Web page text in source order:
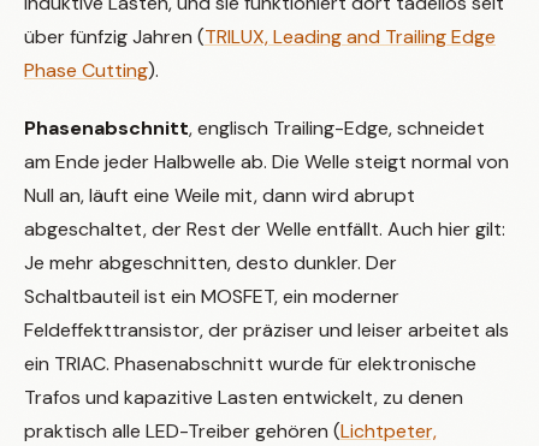
über fünfzig Jahren (TRILUX, Leading and Trailing Edge
Phase Cutting).
Phasenabschnitt, englisch Trailing-Edge, schneidet
am Ende jeder Halbwelle ab. Die Welle steigt normal von
Null an, läuft eine Weile mit, dann wird abrupt
abgeschaltet, der Rest der Welle entfällt. Auch hier gilt:
Je mehr abgeschnitten, desto dunkler. Der
Schaltbauteil ist ein MOSFET, ein moderner
Feldeffekttransistor, der präziser und leiser arbeitet als
ein TRIAC. Phasenabschnitt wurde für elektronische
Trafos und kapazitive Lasten entwickelt, zu denen
praktisch alle LED-Treiber gehören (Lichtpeter,